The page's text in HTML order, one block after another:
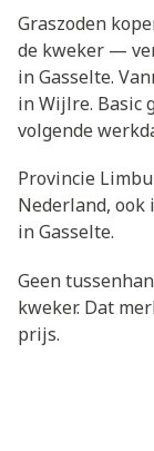
Graszoden
de kweker —
in Gasselte.
in Wijlre. Basic
volgende
Provincie
Nederland,
in Gasselte.
Geen
kweker. Dat
prijs.